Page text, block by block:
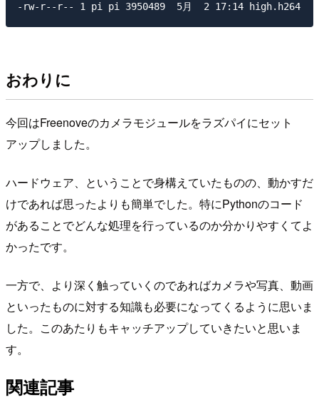
おわりに
今回はFreenoveのカメラモジュールをラズパイにセット
アップしました。
ハードウェア、ということで身構えていたものの、動かすだ
けであれば思ったよりも簡単でした。特にPythonのコード
があることでどんな処理を行っているのか分かりやすくてよ
かったです。
一方で、より深く触っていくのであればカメラや写真、動画
といったものに対する知識も必要になってくるように思いま
した。このあたりもキャッチアップしていきたいと思いま
す。
関連記事